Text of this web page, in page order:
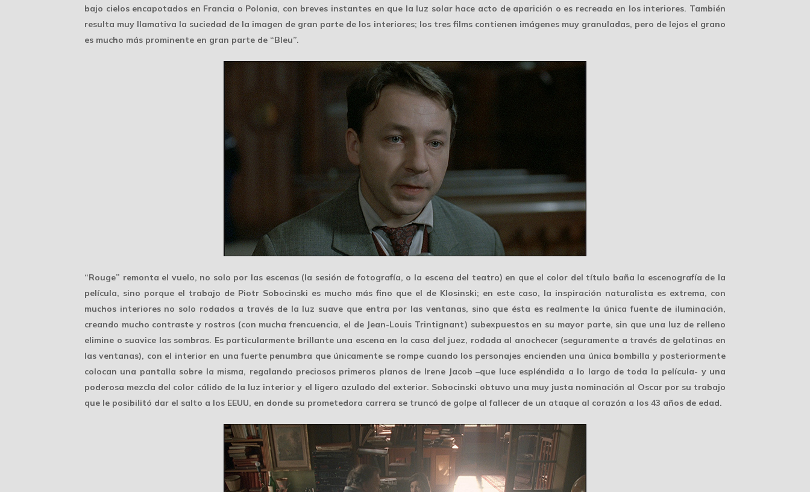
bajo cielos encapotados en Francia o Polonia, con breves instantes en que la luz solar hace acto de aparición o es recreada en los interiores. También
resulta muy llamativa la suciedad de la imagen de gran parte de los interiores; los tres films contienen imágenes muy granuladas, pero de lejos el grano
es mucho más prominente en gran parte de “Bleu”.
“Rouge” remonta el vuelo, no solo por las escenas (la sesión de fotografía, o la escena del teatro) en que el color del título baña la escenografía de la
película, sino porque el trabajo de Piotr Sobocinski es mucho más fino que el de Klosinski; en este caso, la inspiración naturalista es extrema, con
muchos interiores no solo rodados a través de la luz suave que entra por las ventanas, sino que ésta es realmente la única fuente de iluminación,
creando mucho contraste y rostros (con mucha frencuencia, el de Jean-Louis Trintignant) subexpuestos en su mayor parte, sin que una luz de relleno
elimine o suavice las sombras. Es particularmente brillante una escena en la casa del juez, rodada al anochecer (seguramente a través de gelatinas en
las ventanas), con el interior en una fuerte penumbra que únicamente se rompe cuando los personajes encienden una única bombilla y posteriormente
colocan una pantalla sobre la misma, regalando preciosos primeros planos de Irene Jacob –que luce espléndida a lo largo de toda la película- y una
poderosa mezcla del color cálido de la luz interior y el ligero azulado del exterior. Sobocinski obtuvo una muy justa nominación al Oscarpor su trabajo
que le posibilitó dar el salto a los EEUU, en donde su prometedora carrera se truncó de golpe al fallecer de un ataque al corazón a los 43 años de edad.